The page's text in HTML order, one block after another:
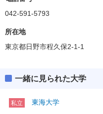
042-591-5793
所在地
東京都日野市程久保2-1-1
一緒に見られた大学
私立 東海大学